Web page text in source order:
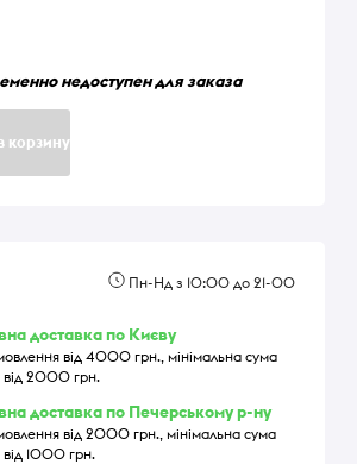
недоступен для заказа
корзину
Пн-Нд з 10:00 до 21-00
доставка по Києву
від 4000 грн., мінімальна сума
від 2000 грн.
доставка по Печерському р-ну
від 2000 грн., мінімальна сума
1000 грн.